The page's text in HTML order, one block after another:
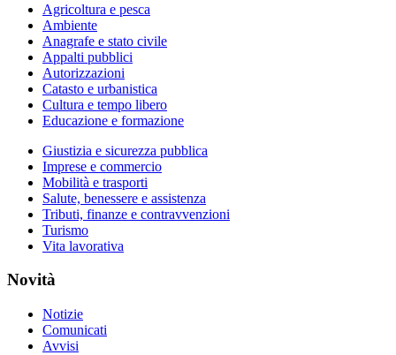
Agricoltura e pesca
Ambiente
Anagrafe e stato civile
Appalti pubblici
Autorizzazioni
Catasto e urbanistica
Cultura e tempo libero
Educazione e formazione
Giustizia e sicurezza pubblica
Imprese e commercio
Mobilità e trasporti
Salute, benessere e assistenza
Tributi, finanze e contravvenzioni
Turismo
Vita lavorativa
Novità
Notizie
Comunicati
Avvisi